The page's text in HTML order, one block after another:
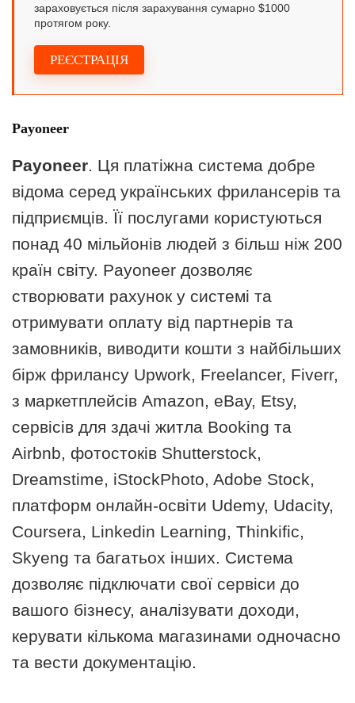
РЕЄСТРАЦІЯ
зараховується після зарахування сумарно $1000
протягом року.
Payoneer
Payoneer . Ця платіжна система добре
відома серед українських фрилансерів та
підприємців. Її послугами користуються
понад 40 мільйонів людей з більш ніж 200
країн світу. Payoneer дозволяє
створювати рахунок у системі та
отримувати оплату від партнерів та
замовників, виводити кошти з найбільших
бірж фрилансу Upwork, Freelancer, Fiverr,
з маркетплейсів Amazon, eBay, Etsy,
сервісів для здачі житла Booking та
Airbnb, фотостоків Shutterstock,
Dreamstime, iStockPhoto, Adobe Stock,
платформ онлайн-освіти Udemy, Udacity,
Coursera, Linkedin Learning, Thinkific,
Skyeng та багатьох інших. Система
дозволяє підключати свої сервіси до
вашого бізнесу, аналізувати доходи,
керувати кількома магазинами одночасно
та вести документацію.